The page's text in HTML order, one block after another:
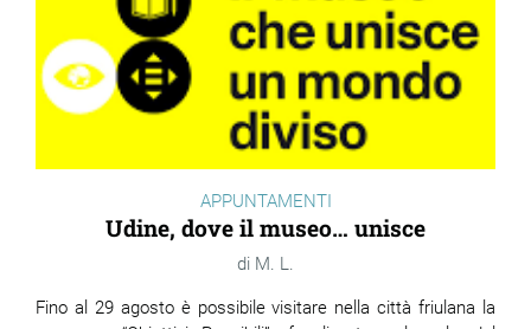
APPUNTAMENTI
Udine, dove il museo… unisce
M. L.
Fino al 29 agosto è possibile visitare nella città friulana la